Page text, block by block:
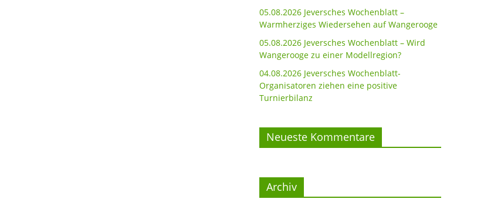
05.08.2026 Jeversches Wochenblatt –
Warmherziges Wiedersehen auf Wangerooge
05.08.2026 Jeversches Wochenblatt – Wird
Wangerooge zu einer Modellregion?
04.08.2026 Jeversches Wochenblatt-
Organisatoren ziehen eine positive
Turnierbilanz
Neueste Kommentare
Archiv